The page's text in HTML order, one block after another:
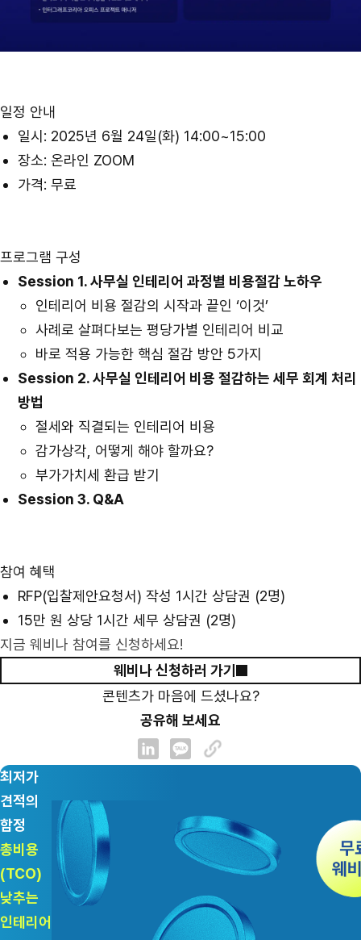
일정 안내
일시: 2025년 6월 24일(화) 14:00~15:00
장소: 온라인 ZOOM
가격: 무료
프로그램 구성
Session 1. 사무실 인테리어 과정별 비용절감 노하우
인테리어 비용 절감의 시작과 끝인 ‘이것’
사례로 살펴다보는 평당가별 인테리어 비교
바로 적용 가능한 핵심 절감 방안 5가지
Session 2. 사무실 인테리어 비용 절감하는 세무 회계 처리
방법
절세와 직결되는 인테리어 비용
감가상각, 어떻게 해야 할까요?
부가가치세 환급 받기
Session 3. Q&A
참여 혜택
RFP(입찰제안요청서) 작성 1시간 상담권 (2명)
15만 원 상당 1시간 세무 상담권 (2명)
지금 웨비나 참여를 신청하세요!
웨비나 신청하러 가기
콘텐츠가 마음에 드셨나요?
공유해 보세요
최저가
견적의
함정
총비용
(TCO)
낮추는
인테리어